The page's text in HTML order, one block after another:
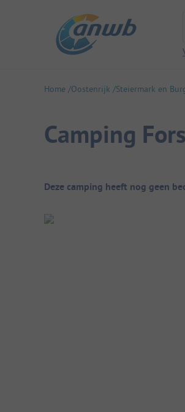
Home Oostenrijk Steiermark en
Camping
Camping
Deze camping heeft nog geen